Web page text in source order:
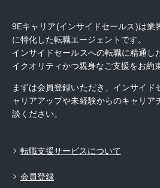
9Eキャリア(インサイドセールス)は業
に特化した転職エージェントです。
インサイドセールスへの転職に精通し
イクオリティかつ親身なご支援をお約
まずは会員登録いただき、インサイド
ャリアアップや未経験からのキャリア
談ください。
転職支援サービスについて
会員登録